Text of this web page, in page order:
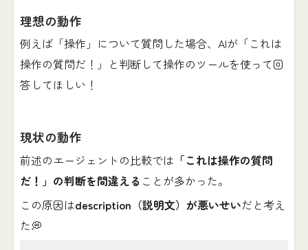
理想の動作
例えば「操作」について質問した場合、AIが「これは
操作の質問だ！」と判断して操作のツールを使って回
答してほしい！
現状の動作
前述のエージェントの比較では 「これは操作の質問
だ！」の判断を間違える ことが多かった。
この原因はdescription（説明文）が悪いせいだと考え
た💭